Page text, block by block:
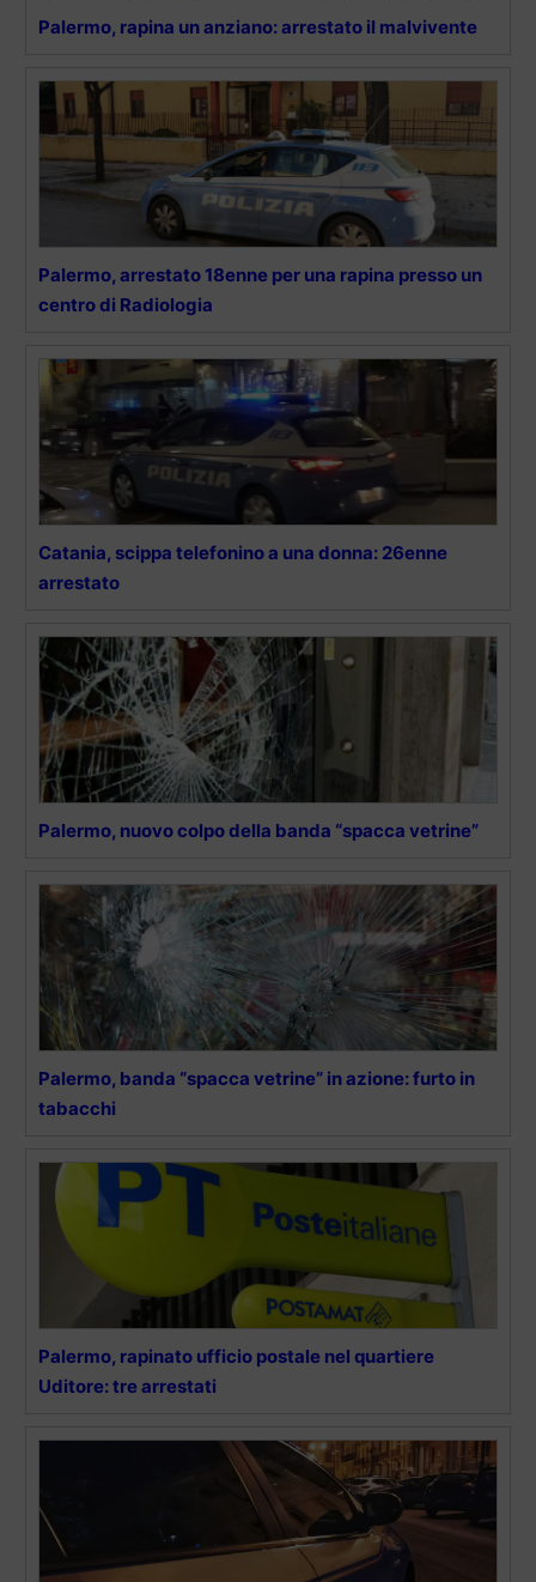
Palermo, rapina un anziano: arrestato il malvivente
Palermo, arrestato 18enne per una rapina presso un
centro di Radiologia
Catania, scippa telefonino a una donna: 26enne
arrestato
Palermo, nuovo colpo della banda “spacca vetrine”
Palermo, banda “spacca vetrine” in azione: furto in
tabacchi
Palermo, rapinato ufficio postale nel quartiere
Uditore: tre arrestati